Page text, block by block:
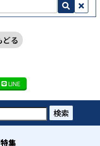
どる
LINE
検索
特集